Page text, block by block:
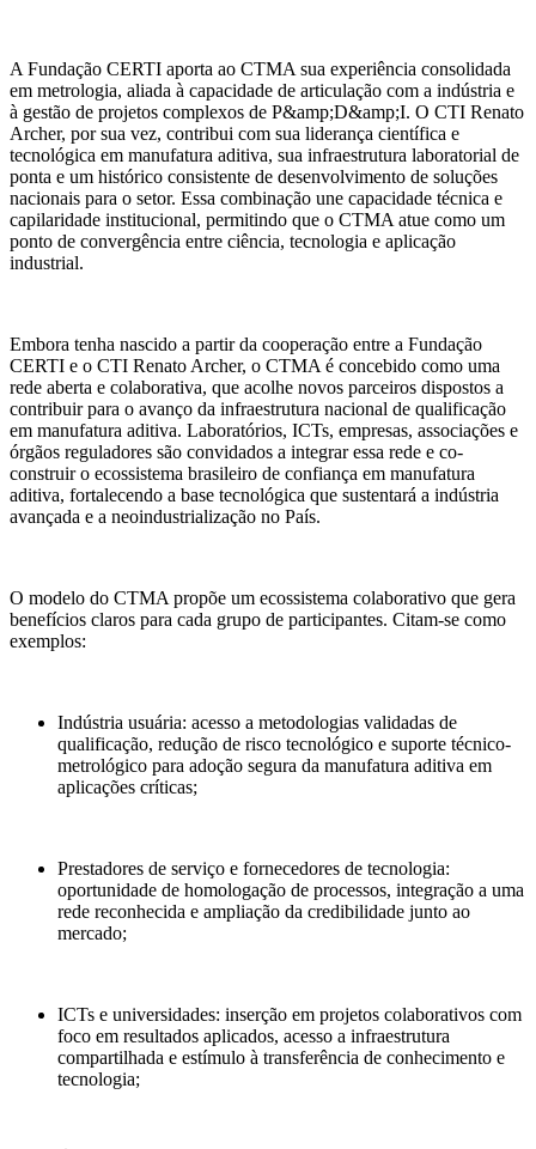
A Fundação CERTI aporta ao CTMA sua experiência consolidada
em metrologia, aliada à capacidade de articulação com a indústria e
à gestão de projetos complexos de P&amp;D&amp;I. O CTI Renato
Archer, por sua vez, contribui com sua liderança científica e
tecnológica em manufatura aditiva, sua infraestrutura laboratorial de
ponta e um histórico consistente de desenvolvimento de soluções
nacionais para o setor. Essa combinação une capacidade técnica e
capilaridade institucional, permitindo que o CTMA atue como um
ponto de convergência entre ciência, tecnologia e aplicação
industrial.
Embora tenha nascido a partir da cooperação entre a Fundação
CERTI e o CTI Renato Archer, o CTMA é concebido como uma
rede aberta e colaborativa, que acolhe novos parceiros dispostos a
contribuir para o avanço da infraestrutura nacional de qualificação
em manufatura aditiva. Laboratórios, ICTs, empresas, associações e
órgãos reguladores são convidados a integrar essa rede e co-
construir o ecossistema brasileiro de confiança em manufatura
aditiva, fortalecendo a base tecnológica que sustentará a indústria
avançada e a neoindustrialização no País.
O modelo do CTMA propõe um ecossistema colaborativo que gera
benefícios claros para cada grupo de participantes. Citam-se como
exemplos:
Indústria usuária: acesso a metodologias validadas de
qualificação, redução de risco tecnológico e suporte técnico-
metrológico para adoção segura da manufatura aditiva em
aplicações críticas;
Prestadores de serviço e fornecedores de tecnologia:
oportunidade de homologação de processos, integração a uma
rede reconhecida e ampliação da credibilidade junto ao
mercado;
ICTs e universidades: inserção em projetos colaborativos com
foco em resultados aplicados, acesso a infraestrutura
compartilhada e estímulo à transferência de conhecimento e
tecnologia;